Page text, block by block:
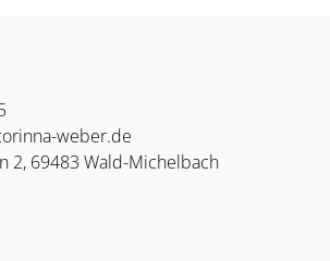
weber.de
2, 69483 Wald-Michelbach